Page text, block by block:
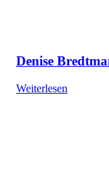
Denise
Weiterlesen